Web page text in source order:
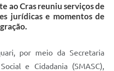
ao Cras reuniu serviços de
jurídicas e momentos de
por meio da Secretaria
e Cidadania (SMASC),